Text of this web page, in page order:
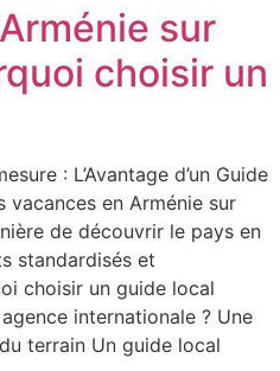
sur
choisir un
: L’Avantage d’un Guide
vacances en Arménie sur
de découvrir le pays en
standardisés et
choisir un guide local
internationale ? Une
terrain Un guide local